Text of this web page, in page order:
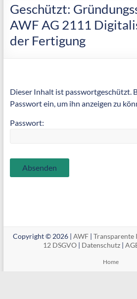
wirtschaftliche
Fertigung
Geschützt:
AWF AG 2111
der Fertigung
Dieser Inhalt ist passwortgeschützt.
Passwort ein, um ihn anzeigen zu
Passwort:
Copyright © 2026 |AWF |
12 DSGVO| Datenschutz|
Home